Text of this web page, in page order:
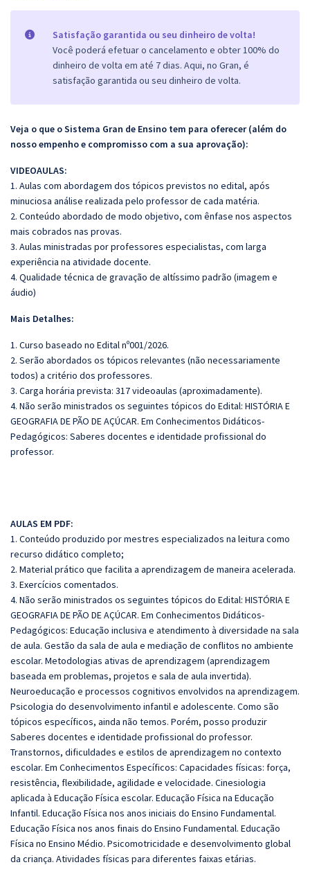
Satisfação garantida ou seu dinheiro de volta!
Você poderá efetuar o cancelamento e obter 100% do
dinheiro de volta em até 7 dias. Aqui, no Gran, é
satisfação garantida ou seu dinheiro de volta.
Veja o que o Sistema Gran de Ensino tem para oferecer (além do
nosso empenho e compromisso com a sua aprovação):
VIDEOAULAS:
1. Aulas com abordagem dos tópicos previstos no edital, após
minuciosa análise realizada pelo professor de cada matéria.
2. Conteúdo abordado de modo objetivo, com ênfase nos aspectos
mais cobrados nas provas.
3. Aulas ministradas por professores especialistas, com larga
experiência na atividade docente.
4. Qualidade técnica de gravação de altíssimo padrão (imagem e
áudio)
Mais Detalhes:
1. Curso baseado no Edital nº001/2026.
2. Serão abordados os tópicos relevantes (não necessariamente
todos) a critério dos professores.
3. Carga horária prevista: 317 videoaulas (aproximadamente).
4. Não serão ministrados os seguintes tópicos do Edital: HISTÓRIA E
GEOGRAFIA DE PÃO DE AÇÚCAR. Em Conhecimentos Didáticos-
Pedagógicos: Saberes docentes e identidade profissional do
professor.
AULAS EM PDF:
1. Conteúdo produzido por mestres especializados na leitura como
recurso didático completo;
2. Material prático que facilita a aprendizagem de maneira acelerada.
3. Exercícios comentados.
4. Não serão ministrados os seguintes tópicos do Edital: HISTÓRIA E
GEOGRAFIA DE PÃO DE AÇÚCAR. Em Conhecimentos Didáticos-
Pedagógicos: Educação inclusiva e atendimento à diversidade na sala
de aula. Gestão da sala de aula e mediação de conflitos no ambiente
escolar. Metodologias ativas de aprendizagem (aprendizagem
baseada em problemas, projetos e sala de aula invertida).
Neuroeducação e processos cognitivos envolvidos na aprendizagem.
Psicologia do desenvolvimento infantil e adolescente. Como são
tópicos específicos, ainda não temos. Porém, posso produzir
Saberes docentes e identidade profissional do professor.
Transtornos, dificuldades e estilos de aprendizagem no contexto
escolar. Em Conhecimentos Específicos: Capacidades físicas: força,
resistência, flexibilidade, agilidade e velocidade. Cinesiologia
aplicada à Educação Física escolar. Educação Física na Educação
Infantil. Educação Física nos anos iniciais do Ensino Fundamental.
Educação Física nos anos finais do Ensino Fundamental. Educação
Física no Ensino Médio. Psicomotricidade e desenvolvimento global
da criança. Atividades físicas para diferentes faixas etárias.